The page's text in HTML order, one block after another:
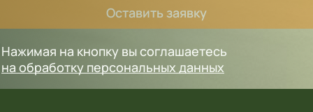
Оставить заявку
Нажимая на кнопку вы соглашаетесь
на обработку персональных данных